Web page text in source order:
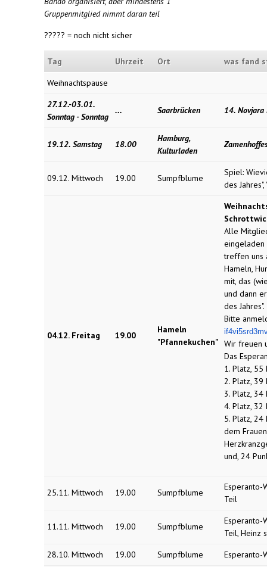
Gruppenmitglied nimmt daran teil
????? = noch nicht sicher
Tag Uhrzeit Ort
was fand
Weihnachtspause
27.12.-03.01.
Sonntag - Sonntag
... Saarbrücken 14.
19.12. Samstag 18.00
Hamburg,
Kulturladen
09.12. Mittwoch 19.00 Sumpfblume
Spiel:
des
04.12. Freitag 19.00
Hameln
"Pfannekuchen"
Alle
eingeladen
treffen uns
Hameln,
mit, das
und dann
des Jahres".
Bitte
Wir freuen
Das
1. Platz, 55
2. Platz, 39
3. Platz, 34
4. Platz, 32
5. Platz,
dem
und, 24
25.11. Mittwoch 19.00 Sumpfblume
Esperanto-
Teil
11.11. Mittwoch 19.00 Sumpfblume
Esperanto-
Teil, Heinz
28.10. Mittwoch
19.00 Sumpfblume Esperanto-